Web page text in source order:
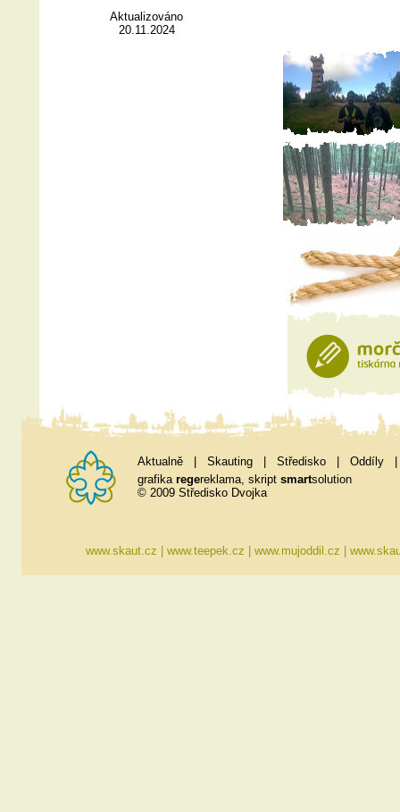
Aktualizováno
20.11.2024
Aktualně Skauting Středisko Oddíly
grafika regereklama, skript smartsolution
© 2009 Středisko Dvojka
www.skaut.cz www.teepek.cz www.mujoddil.cz